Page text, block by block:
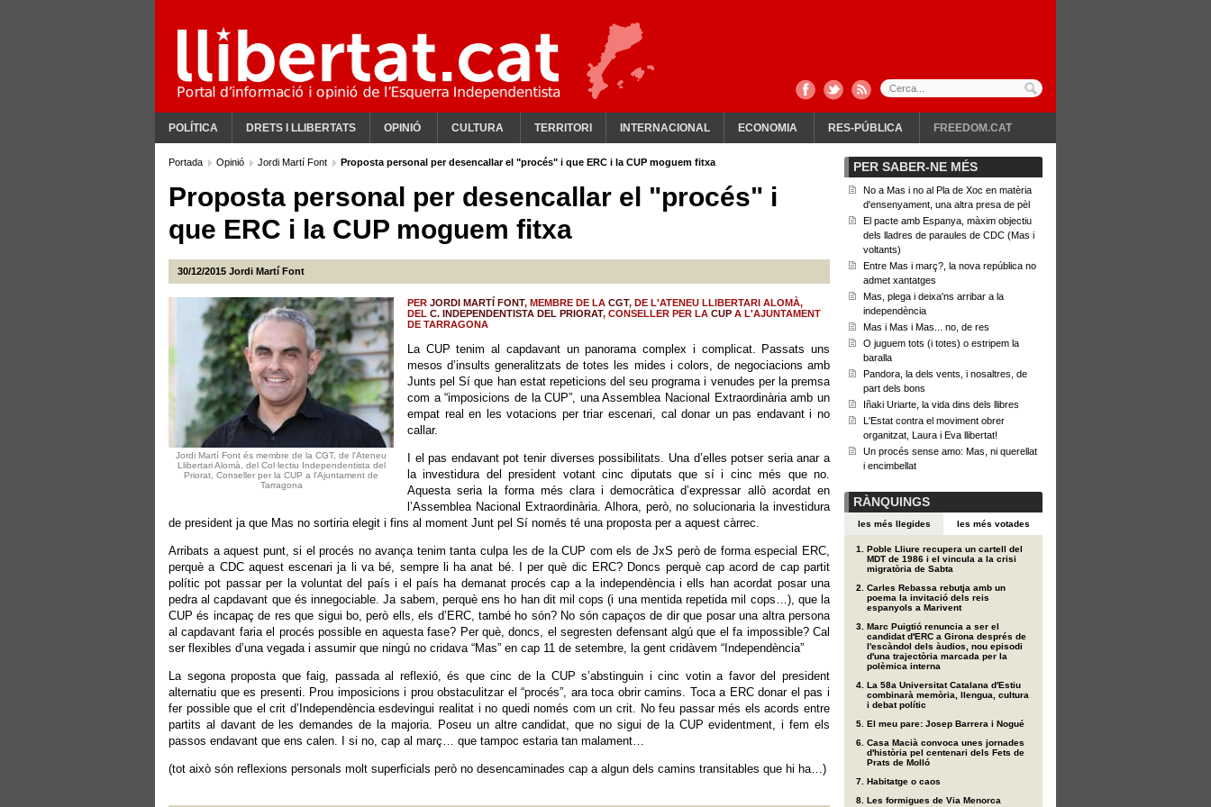
POLÍTICA DRETS I LLIBERTATS OPINIÓ CULTURA TERRITORI INTERNACIONAL ECONOMIA RES-PÚBLICA FREEDOM.CAT
Portada Opinió Jordi Martí Font Proposta personal per desencallar el "procés" i que ERC i la CUP moguem fitxa
Proposta personal per desencallar el "procés" i
que ERC i la CUP moguem fitxa
30/12/2015 Jordi Martí Font
Jordi Martí Font és membre de la CGT, de l'Ateneu
Llibertari Alomà, del Col·lectiu Independentista del
Priorat, Conseller per la CUP a l'Ajuntament de
Tarragona
PER JORDI MARTÍ FONT, MEMBRE DE LA CGT, DE L'ATENEU LLIBERTARI ALOMÀ,
DEL C. INDEPENDENTISTA DEL PRIORAT, CONSELLER PER LA CUP A L'AJUNTAMENT
DE TARRAGONA
La CUP tenim al capdavant un panorama complex i complicat. Passats uns
mesos d’insults generalitzats de totes les mides i colors, de negociacions amb
Junts pel Sí que han estat repeticions del seu programa i venudes per la premsa
com a “imposicions de la CUP”, una Assemblea Nacional Extraordinària amb un
empat real en les votacions per triar escenari, cal donar un pas endavant i no
callar.
I el pas endavant pot tenir diverses possibilitats. Una d’elles potser seria anar a
la investidura del president votant cinc diputats que sí i cinc més que no.
Aquesta seria la forma més clara i democràtica d’expressar allò acordat en
l’Assemblea Nacional Extraordinària. Alhora, però, no solucionaria la investidura
de president ja que Mas no sortiria elegit i fins al moment Junt pel Sí només té una proposta per a aquest càrrec.
Arribats a aquest punt, si el procés no avança tenim tanta culpa les de la CUP com els de JxS però de forma especial ERC,
perquè a CDC aquest escenari ja li va bé, sempre li ha anat bé. I per què dic ERC? Doncs perquè cap acord de cap partit
polític pot passar per la voluntat del país i el país ha demanat procés cap a la independència i ells han acordat posar una
pedra al capdavant que és innegociable. Ja sabem, perquè ens ho han dit mil cops (i una mentida repetida mil cops…), que la
CUP és incapaç de res que sigui bo, però ells, els d’ERC, també ho són? No són capaços de dir que posar una altra persona
al capdavant faria el procés possible en aquesta fase? Per què, doncs, el segresten defensant algú que el fa impossible? Cal
ser flexibles d’una vegada i assumir que ningú no cridava “Mas” en cap 11 de setembre, la gent cridàvem “Independència”
La segona proposta que faig, passada al reflexió, és que cinc de la CUP s’abstinguin i cinc votin a favor del president
alternatiu que es presenti. Prou imposicions i prou obstaculitzar el “procés”, ara toca obrir camins. Toca a ERC donar el pas i
fer possible que el crit d’Independència esdevingui realitat i no quedi només com un crit. No feu passar més els acords entre
partits al davant de les demandes de la majoria. Poseu un altre candidat, que no sigui de la CUP evidentment, i fem els
passos endavant que ens calen. I si no, cap al març… que tampoc estaria tan malament…
(tot això són reflexions personals molt superficials però no desencaminades cap a algun dels camins transitables que hi ha…)
PER SABER-NE MÉS
No a Mas i no al Pla de Xoc en matèria
d'ensenyament, una altra presa de pèl
El pacte amb Espanya, màxim objectiu
dels lladres de paraules de CDC (Mas i
voltants)
Entre Mas i març?, la nova república no
admet xantatges
Mas, plega i deixa'ns arribar a la
independència
Mas i Mas i Mas... no, de res
O juguem tots (i totes) o estripem la
baralla
Pandora, la dels vents, i nosaltres, de
part dels bons
Iñaki Uriarte, la vida dins dels llibres
L'Estat contra el moviment obrer
organitzat, Laura i Eva llibertat!
Un procés sense amo: Mas, ni querellat
i encimbellat
RÀNQUINGS
les més llegides les més votades
Poble Lliure recupera un cartell del
MDT de 1986 i el vincula a la crisi
migratòria de Sabta
Carles Rebassa rebutja amb un
poema la invitació dels reis
espanyols a Marivent
Marc Puigtió renuncia a ser el
candidat d'ERC a Girona després de
l'escàndol dels àudios, nou episodi
d'una trajectòria marcada per la
polèmica interna
La 58a Universitat Catalana d'Estiu
combinarà memòria, llengua, cultura
i debat polític
El meu pare: Josep Barrera i Nogué
Casa Macià convoca unes jornades
d'història pel centenari dels Fets de
Prats de Molló
Habitatge o caos
Les formigues de Via Menorca